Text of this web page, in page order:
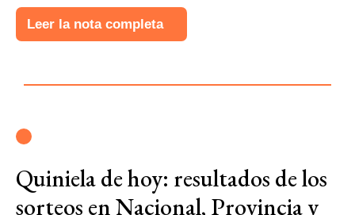
Leer la nota completa
Quiniela de hoy: resultados de los
sorteos en Nacional, Provincia y